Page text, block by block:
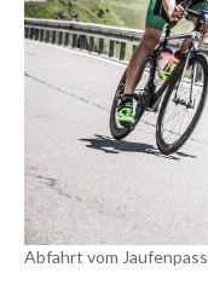
Abfahrt vom Jaufenpass